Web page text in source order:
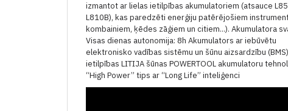
izmantot ar lielas ietilpības akumulatoriem (atsauce
L810B), kas paredzēti enerģiju patērējošiem
kombainiem, ķēdes zāģiem un citiem...). Akumulatora
Visas dienas autonomija: 8h Akumulators ar iebūvētu
elektronisko vadības sistēmu un šūnu aizsardzību (BMS)
ietilpības LITIJA šūnas POWERTOOL akumulatoru
“High Power” tips ar “Long Life” inteliģenci